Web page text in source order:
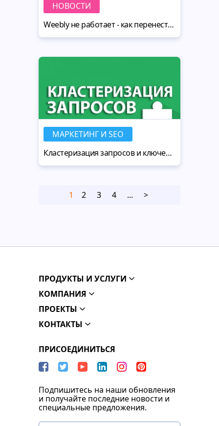
НОВОСТИ
Weebly не работает - как перенести сайт с Weebly без потерь для бизнеса
МАРКЕТИНГ И SEO
Кластеризация запросов и ключевых слов, семантика для Яндекс и Google
1 2 3 4 ... >
ПРОДУКТЫ И УСЛУГИ
КОМПАНИЯ
ПРОЕКТЫ
КОНТАКТЫ
ПРИСОЕДИНИТЬСЯ
Подпишитесь на наши обновления
и получайте последние новости и
специальные предложения.